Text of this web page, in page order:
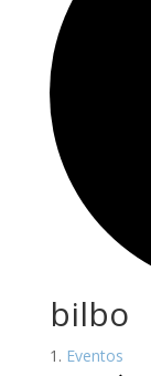
bilbo
Eventos